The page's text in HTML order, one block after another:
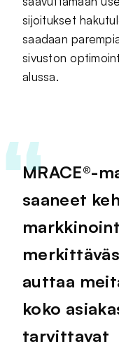
sijoitukset
saadaan
sivuston
alussa.
MRACE®-
saaneet
auttaa
koko
tarvittavat